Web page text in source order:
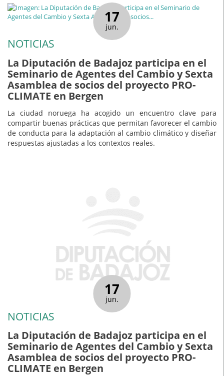
17
jun.
NOTICIAS
La Diputación de Badajoz participa en el
Seminario de Agentes del Cambio y Sexta
Asamblea de socios del proyecto PRO-
CLIMATE en Bergen
La ciudad noruega ha acogido un encuentro clave para
compartir buenas prácticas que permitan favorecer el cambio
de conducta para la adaptación al cambio climático y diseñar
respuestas ajustadas a los contextos reales.
17
jun.
NOTICIAS
La Diputación de Badajoz participa en el
Seminario de Agentes del Cambio y Sexta
Asamblea de socios del proyecto PRO-
CLIMATE en Bergen